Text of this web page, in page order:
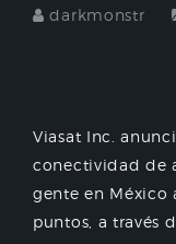
darkmonstr
Viasat Inc.
conectividad de
gente en México
puntos, a través